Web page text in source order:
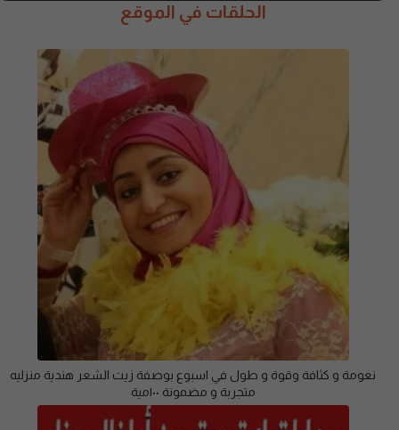
الحلقات في الموقع
نعومة و كثافة وقوة و طول في اسبوع بوصفة زيت الشعر هندية منزليه
متجربة و مضمونة ١٠٠مية